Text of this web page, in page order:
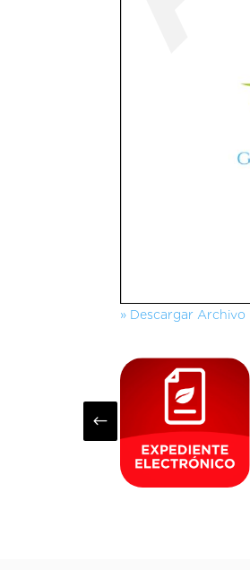
» Descargar Archivo
#